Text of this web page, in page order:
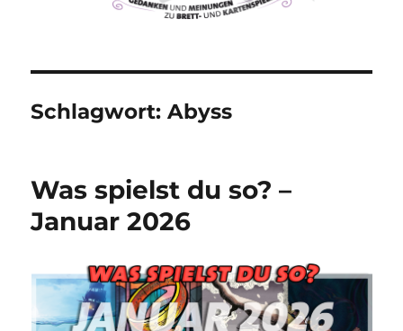
Schlagwort:Abyss
Was spielst du so? –
Januar 2026